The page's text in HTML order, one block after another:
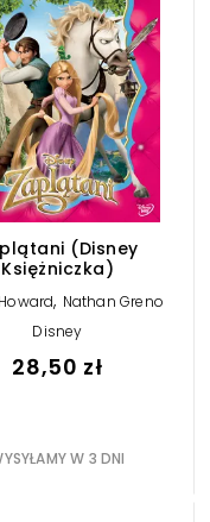
(Disney
Księżniczka)
, Nathan Greno
Disney
28,50 zł
W 3 DNI